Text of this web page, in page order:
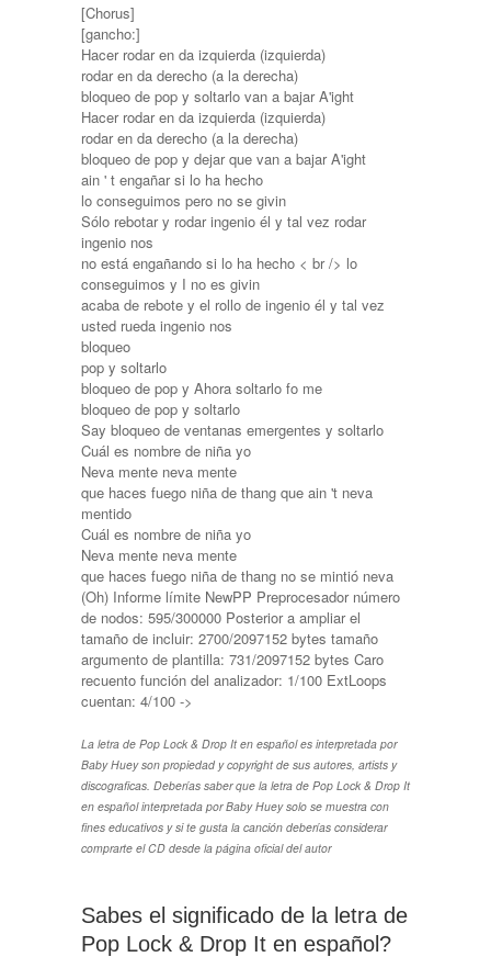
[Chorus]
[gancho:]
Hacer rodar en da izquierda (izquierda)
rodar en da derecho (a la derecha)
bloqueo de pop y soltarlo van a bajar A'ight
Hacer rodar en da izquierda (izquierda)
rodar en da derecho (a la derecha)
bloqueo de pop y dejar que van a bajar A'ight
ain ' t engañar si lo ha hecho
lo conseguimos pero no se givin
Sólo rebotar y rodar ingenio él y tal vez rodar
ingenio nos
no está engañando si lo ha hecho < br /> lo
conseguimos y I no es givin
acaba de rebote y el rollo de ingenio él y tal vez
usted rueda ingenio nos
bloqueo
pop y soltarlo
bloqueo de pop y Ahora soltarlo fo me
bloqueo de pop y soltarlo
Say bloqueo de ventanas emergentes y soltarlo
Cuál es nombre de niña yo
Neva mente neva mente
que haces fuego niña de thang que ain 't neva
mentido
Cuál es nombre de niña yo
Neva mente neva mente
que haces fuego niña de thang no se mintió neva
(Oh) Informe límite NewPP Preprocesador número
de nodos: 595/300000 Posterior a ampliar el
tamaño de incluir: 2700/2097152 bytes tamaño
argumento de plantilla: 731/2097152 bytes Caro
recuento función del analizador: 1/100 ExtLoops
cuentan: 4/100 ->
La letra de Pop Lock & Drop It en español es interpretada por
Baby Huey son propiedad y copyright de sus autores, artists y
discograficas. Deberías saber que la letra de Pop Lock & Drop It
en español interpretada por Baby Huey solo se muestra con
fines educativos y si te gusta la canción deberías considerar
comprarte el CD desde la página oficial del autor
Sabes el significado de la letra de
Pop Lock & Drop It en español?